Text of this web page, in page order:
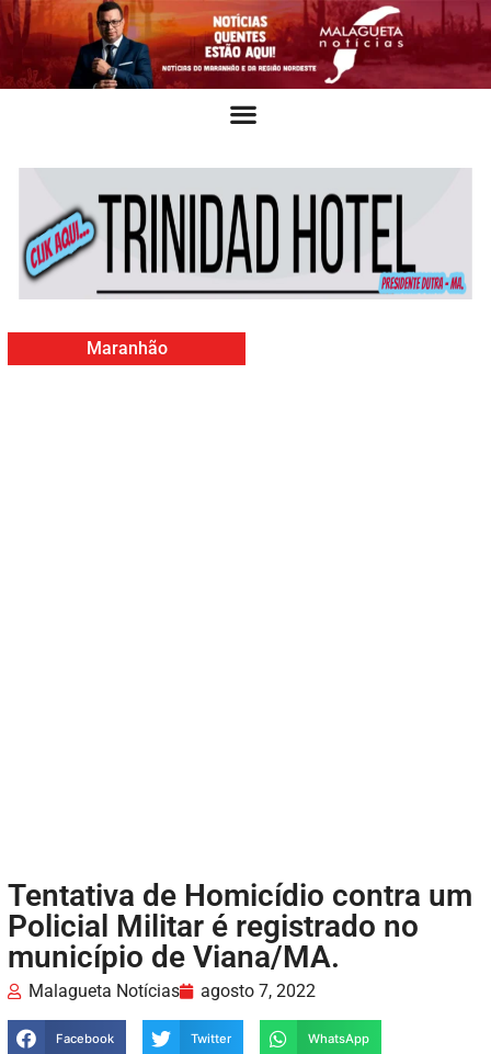
Maranhão
Tentativa de Homicídio contra um
Policial Militar é registrado no
município de Viana/MA.
Malagueta Notícias agosto 7, 2022
Facebook Twitter WhatsApp